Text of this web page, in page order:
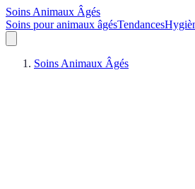
Soins Animaux Âgés
Soins pour animaux âgésTendances
Soins Animaux Âgés